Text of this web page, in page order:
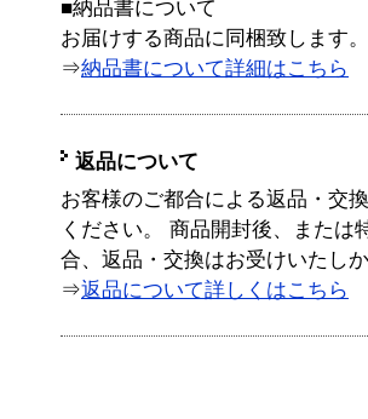
■納品書について
お届けする商品に同梱致します。
⇒納品書について詳細はこちら
返品について
お客様のご都合による返品・交
ください。 商品開封後、または
合、返品・交換はお受けいたし
⇒返品について詳しくはこちら